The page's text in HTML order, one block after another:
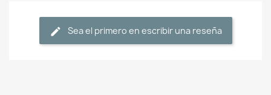
Sea el primero en escribir una reseña